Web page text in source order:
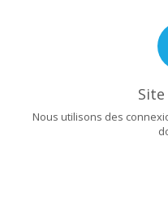
Nous utilisons des